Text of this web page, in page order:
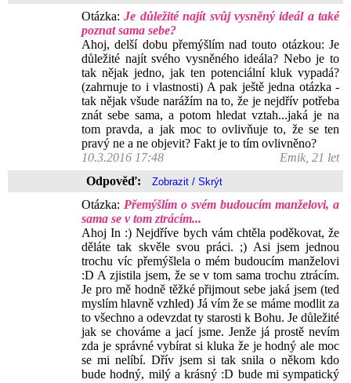
Otázka:Je důležité najít svůj vysněný ideál a také
poznat sama sebe?
Ahoj, delší dobu přemýšlím nad touto otázkou: Je
důležité najít svého vysněného ideála? Nebo je to
tak nějak jedno, jak ten potenciální kluk vypadá?
(zahrnuje to i vlastnosti) A pak ještě jedna otázka -
tak nějak všude narážím na to, že je nejdřív potřeba
znát sebe sama, a potom hledat vztah...jaká je na
tom pravda, a jak moc to ovlivňuje to, že se ten
pravý ne a ne objevit? Fakt je to tím ovlivněno?
10.3.2016 17:48
Emik, 21 let
Odpověď:
Otázka: Přemýšlím o svém budoucím manželovi, a
sama se v tom ztrácím...
Ahoj In :) Nejdříve bych vám chtěla poděkovat, že
děláte tak skvěle svou práci. ;) Asi jsem jednou
trochu víc přemýšlela o mém budoucím manželovi
:D A zjistila jsem, že se v tom sama trochu ztrácím.
Je pro mě hodně těžké přijmout sebe jaká jsem (ted
myslím hlavně vzhled) Já vím že se máme modlit za
to všechno a odevzdat ty starosti k Bohu. Je důležité
jak se chováme a jací jsme. Jenže já prostě nevím
zda je správné vybírat si kluka že je hodný ale moc
se mi nelíbí. Dřív jsem si tak snila o někom kdo
bude hodný, milý a krásný :D bude mi sympatický